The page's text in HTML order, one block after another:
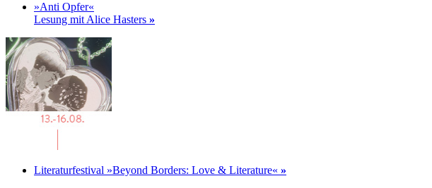
»Anti Opfer«
Lesung mit Alice Hasters »
Literaturfestival »Beyond Borders: Love & Literature« »